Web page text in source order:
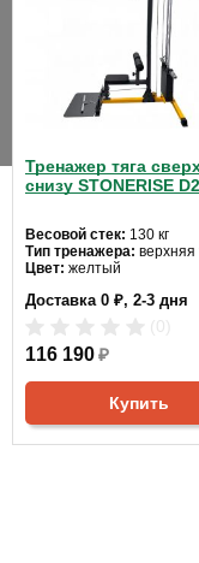
Тренажер тяга
снизу STONERISE
Весовой стек: 130 кг
Тип тренажера: верхняя
Цвет: желтый
Доставка 0 ₽, 2-3 дня
116 190₽
Купить
весом, выполнен в
ХАРАКТЕРИСТИКИ
Оптимально
Предел
прочности
троса:
Встроенный
Вес:
Габариты: